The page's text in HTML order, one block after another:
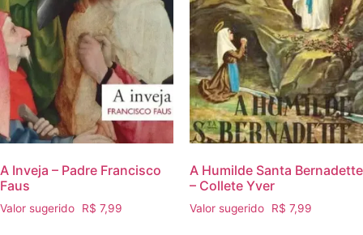
A Inveja – Padre Francisco
Faus
Valor sugerido R$ 7,99
A Humilde Santa Bernadette
– Collete Yver
Valor sugerido R$ 7,99